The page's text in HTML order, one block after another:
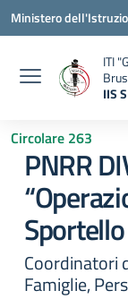
Vai ai contenuti
Vai al menu di
Vai al footer
Ministero
ITI
IIS
Circolare 263
PNRR
Coordinatori
Famiglie,